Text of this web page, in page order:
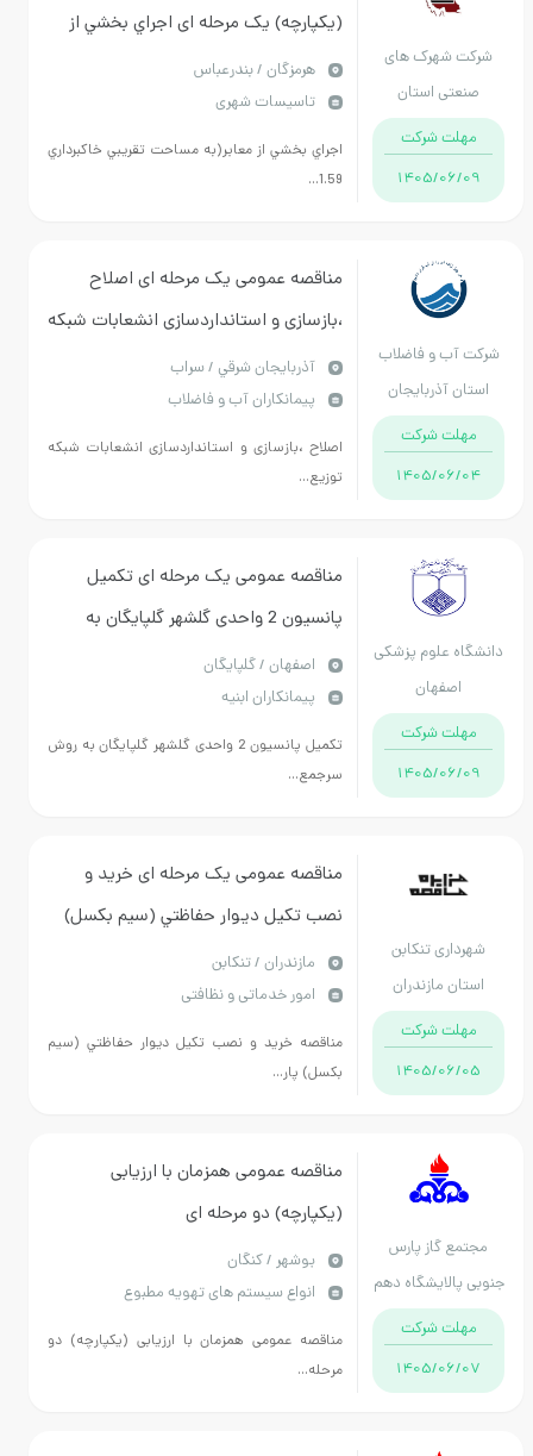
شرکت شهرک های
صنعتی استان
هرمزگان
مهلت شرکت
1405/06/09
(یکپارچه) یک مرحله ای اجراي بخشي از
معابر، جدول گذاري و سه دستگاه آبرو
ماه شمسي
هرمزگان / بندرعباس
تاسیسات شهری
اجراي بخشي از معابر(به مساحت تقريبي خاكبرداري
1.59...
شرکت آب و فاضلاب
استان آذربایجان
شرقی
مهلت شرکت
1405/06/04
مناقصه عمومی یک مرحله ای اصلاح
،بازسازی و استانداردسازی انشعابات شبکه
توزیع آب شهری سراب
آذربايجان شرقي / سراب
پیمانکاران آب و فاضلاب
اصلاح ،بازسازی و استانداردسازی انشعابات شبکه
توزیع...
دانشگاه علوم پزشکی
اصفهان
مهلت شرکت
1405/06/09
مناقصه عمومی یک مرحله ای تکمیل
پانسیون 2 واحدی گلشهر گلپایگان به
روش سرجمع بر اساس فهارس بهای سال
1404
اصفهان / گلپایگان
پیمانکاران ابنیه
تکمیل پانسیون 2 واحدی گلشهر گلپایگان به روش
سرجمع...
شهرداری تنکابن
استان مازندران
مهلت شرکت
1405/06/05
مناقصه عمومی یک مرحله ای خريد و
نصب تكيل ديوار حفاظتي (سيم بكسل)
پارک هنرمندان تنکابن
مازندران / تنکابن
امور خدماتی و نظافتی
مناقصه خريد و نصب تكيل ديوار حفاظتي (سيم
بكسل) پار...
مجتمع گاز پارس
جنوبی پالایشگاه دهم
مهلت شرکت
1405/06/07
مناقصه عمومی همزمان با ارزیابی
(یکپارچه) دو مرحله ای
0440124خرید:PIPE
بوشهر / کنگان
انواع سیستم های تهویه مطبوع
مناقصه عمومی همزمان با ارزیابی (یکپارچه) دو
مرحله...